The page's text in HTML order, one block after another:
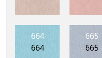
664
664
665
665